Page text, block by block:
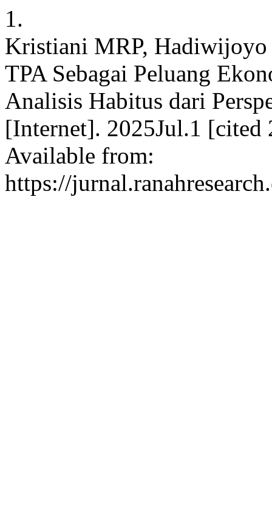
1.
Kristiani MRP, Hadiwijoyo
TPA Sebagai Peluang
Analisis Habitus dari
[Internet]. 2025Jul.1
Available from:
https://